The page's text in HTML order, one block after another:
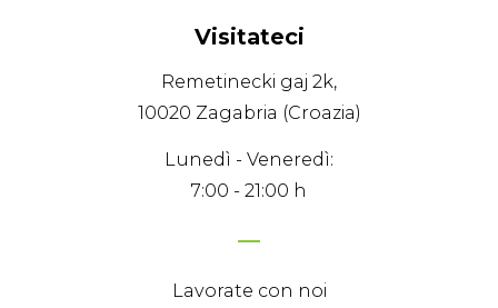
Visitateci
Remetinecki gaj 2k,
10020 Zagabria (Croazia)
Lunedì - Veneredì:
7:00 - 21:00 h
Lavorate con noi